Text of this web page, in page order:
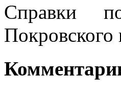
Справки